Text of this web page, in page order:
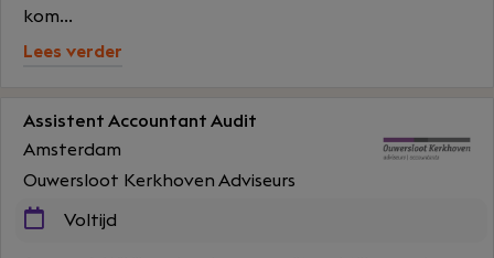
kom...
Lees verder
Assistent Accountant Audit
Amsterdam
Ouwersloot Kerkhoven Adviseurs
Voltijd